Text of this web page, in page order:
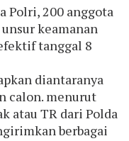
Polri, 200 anggota
keamanan
tanggal 8
diantaranya
calon. menurut
atau TR dari Polda
berbagai